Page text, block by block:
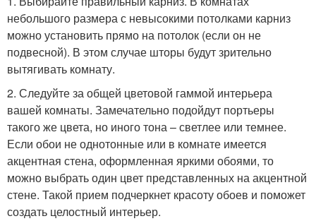
небольшого размера с невысокими потолками карниз
можно установить прямо на потолок (если он не
подвесной). В этом случае шторы будут зрительно
вытягивать комнату.
2. Следуйте за общей цветовой гаммой интерьера
вашей комнаты. Замечательно подойдут портьеры
такого же цвета, но иного тона – светлее или темнее.
Если обои не однотонные или в комнате имеется
акцентная стена, оформленная яркими обоями, то
можно выбрать один цвет представленных на акцентной
стене. Такой прием подчеркнет красоту обоев и поможет
создать целостный интерьер.